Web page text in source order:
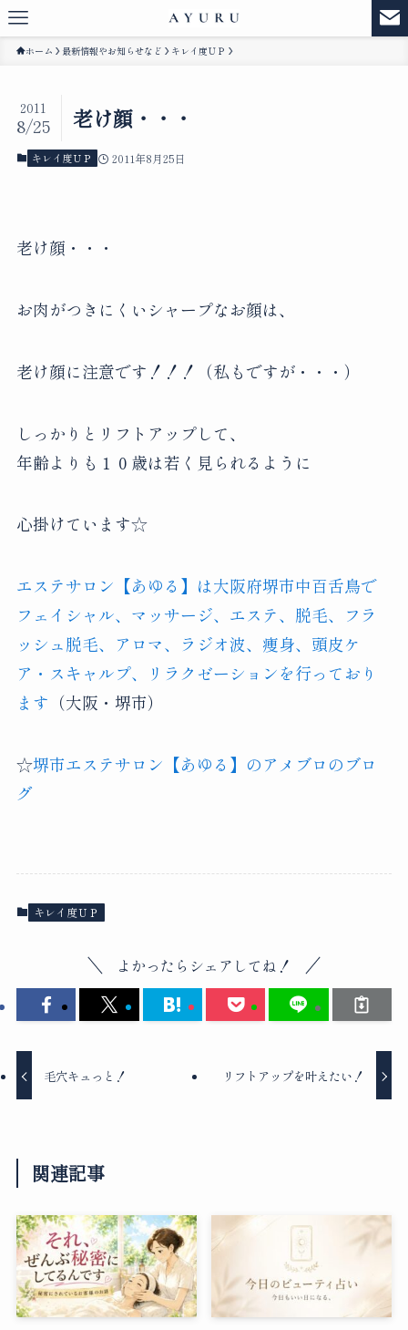
ホーム 最新情報やお知らせなど キレイ度ＵＰ
老け顔・・・
2011
8/25
キレイ度ＵＰ 2011年8月25日
老け顔・・・
お肉がつきにくいシャープなお顔は、
老け顔に注意です！！！（私もですが・・・）
しっかりとリフトアップして、
年齢よりも１０歳は若く見られるように
心掛けています☆
エステサロン【あゆる】は大阪府堺市中百舌鳥で
フェイシャル、マッサージ、エステ、脱毛、フラ
ッシュ脱毛、アロマ、ラジオ波、痩身、頭皮ケ
ア・スキャルプ、リラクゼーションを行っており
ます （大阪・堺市）
☆堺市エステサロン【あゆる】のアメブロのブロ
グ
キレイ度ＵＰ
よかったらシェアしてね！
毛穴キュっと！ リフトアップを叶えたい！
関連記事